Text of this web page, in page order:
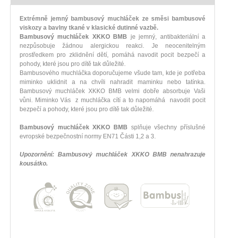
Extrémně jemný bambusový muchláček ze směsi bambusové
viskozy a bavlny tkané v klasické dutinné vazbě.
Bambusový muchláček XKKO BMB je jemný, antibakteriální a
nezpůsobuje žádnou alergickou reakci. Je neocenitelným
prostředkem pro zklidnění dětí, pomáhá navodit pocit bezpečí a
pohody, které jsou pro dítě tak důležité.
Bambusového muchláčka doporučujeme všude tam, kde je potřeba
miminko uklidnit a na chvíli nahradit maminku nebo tatínka.
Bambusový muchláček XKKO BMB velmi dobře absorbuje Vaši
vůni. Miminko Vás z muchláčka cítí a to napomáhá navodit pocit
bezpečí a pohody, které jsou pro dítě tak důležité.
Bambusový muchláček XKKO BMB splňuje všechny příslušné
evropské bezpečnostní normy EN71 Části 1,2 a 3.
Upozornění: Bambusový muchláček XKKO BMB nenahrazuje
kousátko.